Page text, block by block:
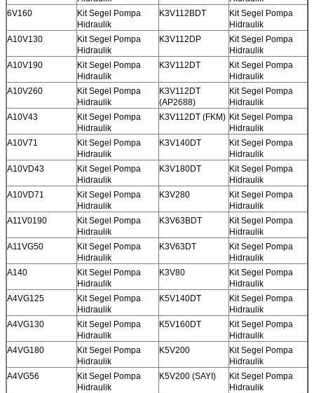
6V160
Kit Segel Pompa
Hidraulik
K3V112BDT
Kit Segel Pompa
Hidraulik
A10V130
Kit Segel Pompa
Hidraulik
K3V112DP
Kit Segel Pompa
Hidraulik
A10V190
Kit Segel Pompa
Hidraulik
K3V112DT
Kit Segel Pompa
Hidraulik
A10V260
Kit Segel Pompa
Hidraulik
K3V112DT
(AP2688)
Kit Segel Pompa
Hidraulik
A10V43
Kit Segel Pompa
Hidraulik
K3V112DT (FKM) Kit Segel Pompa
Hidraulik
A10V71
Kit Segel Pompa
Hidraulik
K3V140DT
Kit Segel Pompa
Hidraulik
A10VD43
Kit Segel Pompa
Hidraulik
K3V180DT
Kit Segel Pompa
Hidraulik
A10VD71
Kit Segel Pompa
Hidraulik
K3V280
Kit Segel Pompa
Hidraulik
A11V0190
Kit Segel Pompa
Hidraulik
K3V63BDT
Kit Segel Pompa
Hidraulik
A11VG50
Kit Segel Pompa
Hidraulik
K3V63DT
Kit Segel Pompa
Hidraulik
A140
Kit Segel Pompa
Hidraulik
K3V80
Kit Segel Pompa
Hidraulik
A4VG125
Kit Segel Pompa
Hidraulik
K5V140DT
Kit Segel Pompa
Hidraulik
A4VG130
Kit Segel Pompa
Hidraulik
K5V160DT
Kit Segel Pompa
Hidraulik
A4VG180
Kit Segel Pompa
Hidraulik
K5V200
Kit Segel Pompa
Hidraulik
A4VG56
Kit Segel Pompa
Hidraulik
K5V200 (SAYI)
Kit Segel Pompa
Hidraulik